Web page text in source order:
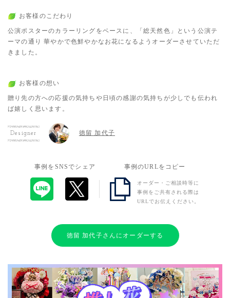
お客様のこだわり
公演ポスターのカラーリングをベースに、「総天然色」という公演テ
ーマの通り 華やかで色鮮やかなお花になるようオーダーさせていただ
きました。
お客様の想い
贈り先の方への応援の気持ちや日頃の感謝の気持ちが少しでも伝われ
ば嬉しく思います。
Designer 徳留 加代子
事例をSNSでシェア 事例のURLをコピー
オーダー・ご相談時等に
事例をご共有される際は
URLでお伝えください。
徳留 加代子さんにオーダーする